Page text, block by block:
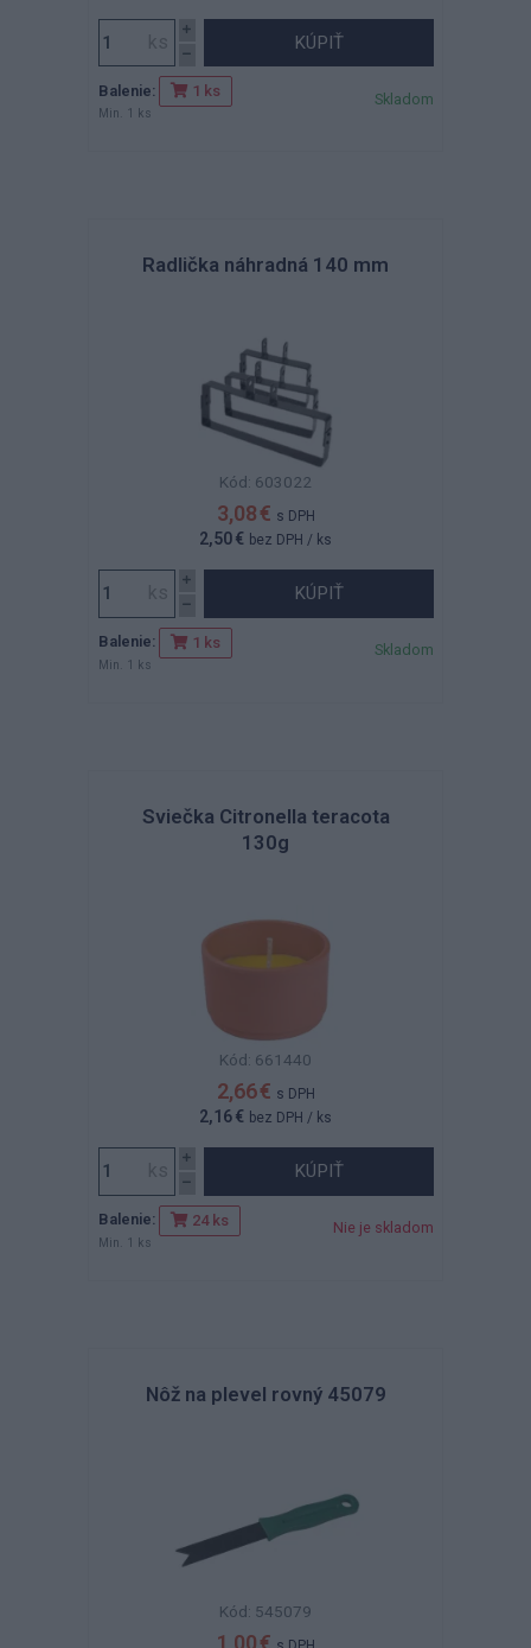
KÚPIŤ
Balenie: 1 ks
Min. 1 ks
Skladom
Radlička náhradná 140 mm
Kód: 603022
3,08 € s DPH
2,50 € bez DPH / ks
KÚPIŤ
Balenie: 1 ks
Min. 1 ks
Skladom
Sviečka Citronella teracota
130g
Kód: 661440
2,66 € s DPH
2,16 € bez DPH / ks
KÚPIŤ
Balenie: 24 ks
Min. 1 ks
Nie je skladom
Nôž na plevel rovný 45079
Kód: 545079
1,00 €